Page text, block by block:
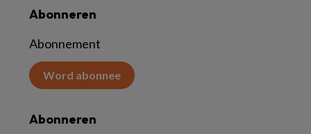
Abonneren
Abonnement
Word abonnee
Abonneren